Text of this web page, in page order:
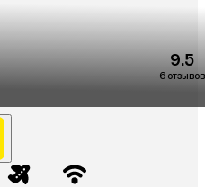
9.5
6 отзывов